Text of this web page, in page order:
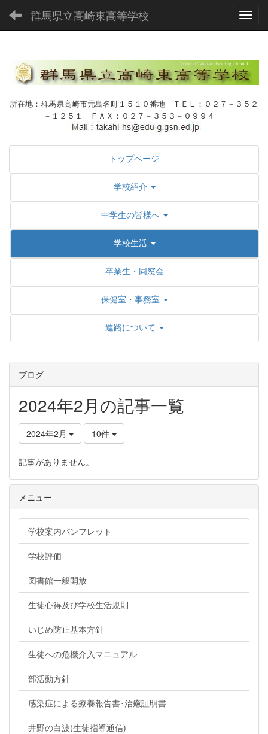
群馬県立高崎東高等学校
所在地：群馬県高崎市元島名町１５１０番地 ＴＥＬ：０２７－３５２
－１２５１ ＦＡＸ：０２７－３５３－０９９４
トップページ
学校紹介
中学生の皆様へ
学校生活
卒業生・同窓会
保健室・事務室
進路について
ブログ
2024年2月の記事一覧
2024年2月 10件
記事がありません。
メニュー
学校案内パンフレット
学校評価
図書館一般開放
生徒心得及び学校生活規則
いじめ防止基本方針
生徒への危機介入マニュアル
部活動方針
感染症による療養報告書･治癒証明書
井野の白波(生徒指導通信)